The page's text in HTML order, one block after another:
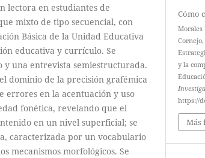
lectora en estudiantes de
mixto de tipo secuencial, con
Básica de la Unidad Educativa
educativa y currículo. Se
una entrevista semiestructurada.
dominio de la precisión grafémica
errores en la acentuación y uso
fonética, revelando que el
en un nivel superficial; se
caracterizada por un vocabulario
mecanismos morfológicos. Se
Cómo
Morales
y la
https://
Más